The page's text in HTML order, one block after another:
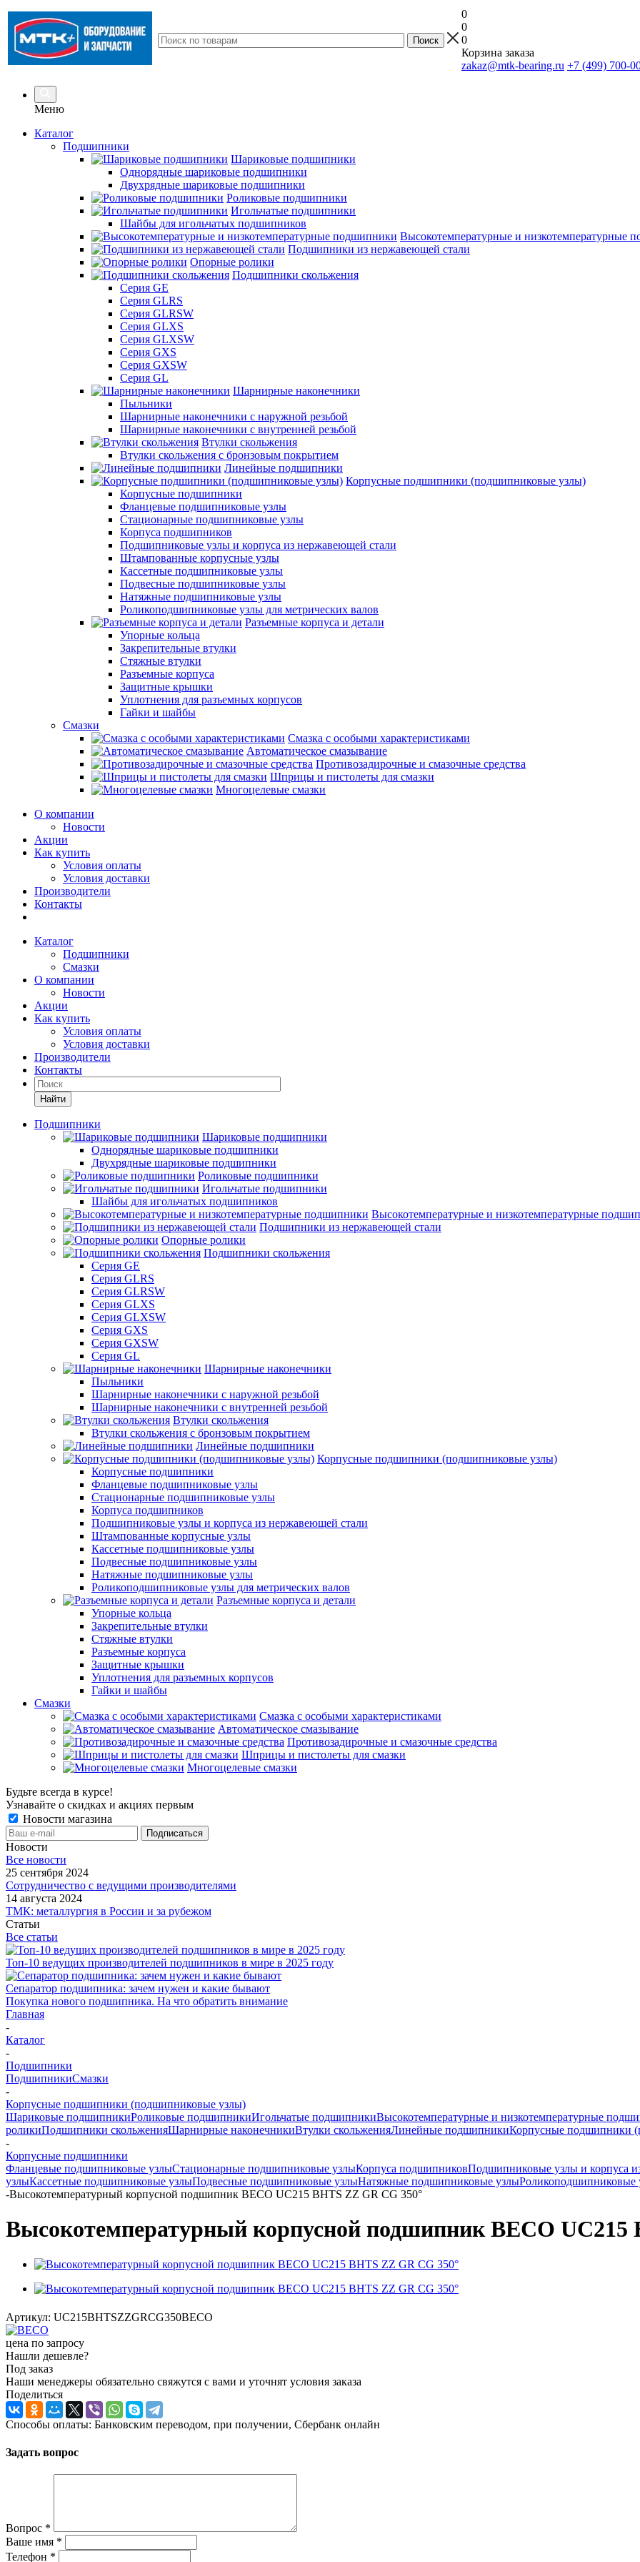
0
0
0
Корзина заказа
zakaz@mtk-bearing.ru +7 (499) 700-
Меню
Каталог
Подшипники
Шариковые подшипники
Однорядные шариковые подшипники
Двухрядные шариковые подшипники
Роликовые подшипники
Игольчатые подшипники
Шайбы для игольчатых подшипников
Высокотемпературные и низкотемпературные
Подшипники из нержавеющей стали
Опорные ролики
Подшипники скольжения
Серия GE
Серия GLRS
Серия GLRSW
Серия GLXS
Серия GLXSW
Серия GXS
Серия GXSW
Серия GL
Шарнирные наконечники
Пыльники
Шарнирные наконечники с наружной резьбой
Шарнирные наконечники с внутренней резьбой
Втулки скольжения
Втулки скольжения с бронзовым покрытием
Линейные подшипники
Корпусные подшипники (подшипниковые узлы)
Корпусные подшипники
Фланцевые подшипниковые узлы
Стационарные подшипниковые узлы
Корпуса подшипников
Подшипниковые узлы и корпуса из нержавеющей стали
Штампованные корпусные узлы
Кассетные подшипниковые узлы
Подвесные подшипниковые узлы
Натяжные подшипниковые узлы
Роликоподшипниковые узлы для метрических валов
Разъемные корпуса и детали
Упорные кольца
Закрепительные втулки
Стяжные втулки
Разъемные корпуса
Защитные крышки
Уплотнения для разъемных корпусов
Гайки и шайбы
Смазки
Смазка с особыми характеристиками
Автоматическое смазывание
Противозадирочные и смазочные средства
Шприцы и пистолеты для смазки
Многоцелевые смазки
О компании
Новости
Акции
Как купить
Условия оплаты
Условия доставки
Производители
Контакты
Каталог
Подшипники
Смазки
О компании
Новости
Акции
Как купить
Условия оплаты
Условия доставки
Производители
Контакты
Найти
Подшипники
Шариковые подшипники
Однорядные шариковые подшипники
Двухрядные шариковые подшипники
Роликовые подшипники
Игольчатые подшипники
Шайбы для игольчатых подшипников
Высокотемпературные и низкотемпературные
Подшипники из нержавеющей стали
Опорные ролики
Подшипники скольжения
Серия GE
Серия GLRS
Серия GLRSW
Серия GLXS
Серия GLXSW
Серия GXS
Серия GXSW
Серия GL
Шарнирные наконечники
Пыльники
Шарнирные наконечники с наружной резьбой
Шарнирные наконечники с внутренней резьбой
Втулки скольжения
Втулки скольжения с бронзовым покрытием
Линейные подшипники
Корпусные подшипники (подшипниковые узлы)
Корпусные подшипники
Фланцевые подшипниковые узлы
Стационарные подшипниковые узлы
Корпуса подшипников
Подшипниковые узлы и корпуса из нержавеющей стали
Штампованные корпусные узлы
Кассетные подшипниковые узлы
Подвесные подшипниковые узлы
Натяжные подшипниковые узлы
Роликоподшипниковые узлы для метрических валов
Разъемные корпуса и детали
Упорные кольца
Закрепительные втулки
Стяжные втулки
Разъемные корпуса
Защитные крышки
Уплотнения для разъемных корпусов
Гайки и шайбы
Смазки
Смазка с особыми характеристиками
Автоматическое смазывание
Противозадирочные и смазочные средства
Шприцы и пистолеты для смазки
Многоцелевые смазки
Будьте всегда в курсе!
Узнавайте о скидках и акциях первым
Новости магазина
Новости
Все новости
25 сентября 2024
Сотрудничество с ведущими производителями
14 августа 2024
ТМК: металлургия в России и за рубежом
Статьи
Все статьи
Топ-10 ведущих производителей подшипников в мире в 2025 году
Сепаратор подшипника: зачем нужен и какие бывают
Покупка нового подшипника. На что обратить внимание
Главная
-
Каталог
-
Подшипники
ПодшипникиСмазки
-
Корпусные подшипники (подшипниковые узлы)
Шариковые подшипникиРоликовые подшипникиИгольчатые подшипникиВысокотемпературные и низкотемпературные
роликиПодшипники скольженияШарнирные наконечникиВтулки скольженияЛинейные подшипникиКорпусные подшипники
-
Корпусные подшипники
Фланцевые подшипниковые узлыСтационарные подшипниковые узлыКорпуса подшипниковПодшипниковые узлы и корпуса
узлыКассетные подшипниковые узлыПодвесные подшипниковые узлыНатяжные подшипниковые узлыРоликоподшипниковые
-Высокотемпературный корпусной подшипник BECO UC215 BHTS ZZ GR CG 350°
Высокотемпературный корпусной подшипник BECO UC215
Артикул: UC215BHTSZZGRCG350BECO
цена по запросу
Нашли дешевле?
Под заказ
Наши менеджеры обязательно свяжутся с вами и уточнят условия заказа
Поделиться
Способы оплаты: Банковским переводом, при получении, Сбербанк онлайн
Задать вопрос
Вопрос *
Ваше имя *
Телефон *